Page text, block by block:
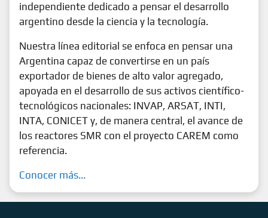
independiente dedicado a pensar el desarrollo
argentino desde la ciencia y la tecnología.
Nuestra línea editorial se enfoca en pensar una
Argentina capaz de convertirse en un país
exportador de bienes de alto valor agregado,
apoyada en el desarrollo de sus activos científico-
tecnológicos nacionales: INVAP, ARSAT, INTI,
INTA, CONICET y, de manera central, el avance de
los reactores SMR con el proyecto CAREM como
referencia.
Conocer más...